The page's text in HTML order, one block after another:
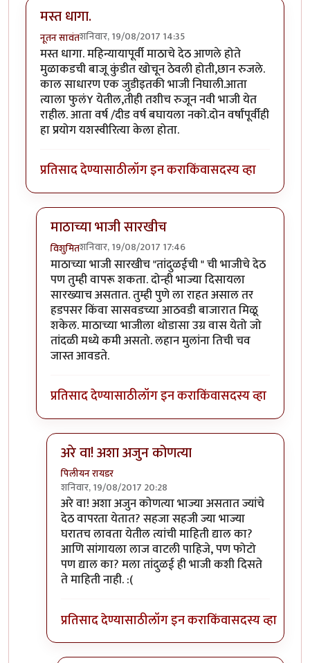
मस्त धागा.
नूतन सावंतशनिवार, 19/08/2017 14:35
मस्त धागा. महिन्यायापूर्वी माठाचे देठ आणले होते
मुळाकडची बाजू कुंडीत खोचून ठेवली होती,छान रुजले.
काल साधारण एक जुडीइतकी भाजी निघाली.आता
त्याला फुलंY येतील,तीही तशीच रुजून नवी भाजी येत
राहील. आता वर्ष /दीड वर्ष बघायला नको.दोन वर्षांपूर्वीही
हा प्रयोग यशस्वीरित्या केला होता.
प्रतिसाद देण्यासाठीलॉग इन कराकिंवासदस्य व्हा
माठाच्या भाजी सारखीच
विशुमितशनिवार, 19/08/2017 17:46
In reply toमस्त धागा.byनूतन सावंत
माठाच्या भाजी सारखीच "तांदुळईची " ची भाजीचे देठ
पण तुम्ही वापरू शकता. दोन्ही भाज्या दिसायला
सारख्याच असतात. तुम्ही पुणे ला राहत असाल तर
हडपसर किंवा सासवडच्या आठवडी बाजारात मिळू
शकेल. माठाच्या भाजीला थोडासा उग्र वास येतो जो
तांदळी मध्ये कमी असतो. लहान मुलांना तिची चव
जास्त आवडते.
प्रतिसाद देण्यासाठीलॉग इन कराकिंवासदस्य व्हा
अरे वा! अशा अजुन कोणत्या
पिलीयन रायडर
शनिवार, 19/08/2017 20:28
In reply toमाठाच्या भाजी सारखीचbyविशुमित
अरे वा! अशा अजुन कोणत्या भाज्या असतात ज्यांचे
देठ वापरता येतात? सहजा सहजी ज्या भाज्या
घरातच लावता येतील त्यांची माहिती द्याल का?
आणि सांगायला लाज वाटली पाहिजे, पण फोटो
पण द्याल का? मला तांदुळई ही भाजी कशी दिसते
ते माहिती नाही. :(
प्रतिसाद देण्यासाठीलॉग इन कराकिंवासदस्य व्हा